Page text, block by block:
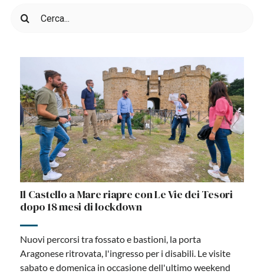
per:
Il Castello a Mare riapre con Le Vie dei Tesori
dopo 18 mesi di lockdown
Nuovi percorsi tra fossato e bastioni, la porta
Aragonese ritrovata, l'ingresso per i disabili. Le visite
sabato e domenica in occasione dell'ultimo weekend